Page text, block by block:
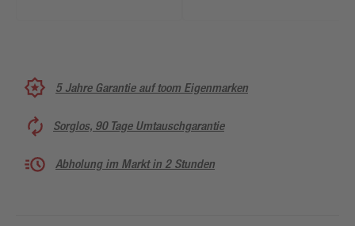
5 Jahre Garantie auf toom Eigenmarken
Sorglos, 90 Tage Umtauschgarantie
Abholung im Markt in 2 Stunden